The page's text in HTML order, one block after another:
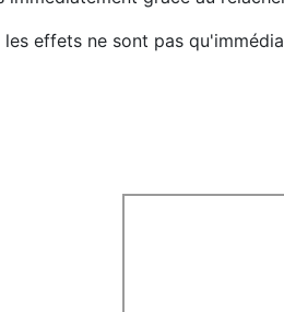
les effets ne sont pas